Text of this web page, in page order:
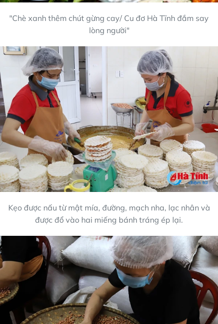
"Chè xanh thêm chút gừng cay/ Cu đơ Hà Tĩnh đắm say
lòng người"
Kẹo được nấu từ mật mía, đường, mạch nha, lạc nhân và
được đổ vào hai miếng bánh tráng ép lại.